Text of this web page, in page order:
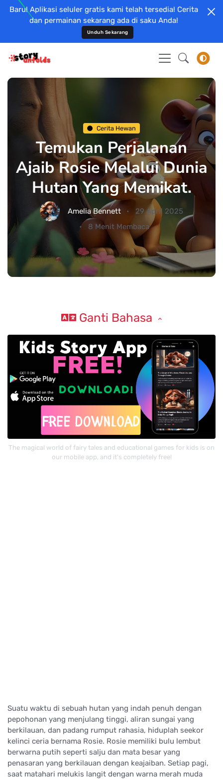
Baru! Aplikasi seluler gratis kami telah tersedia! Cerita
dan permainan sekarang ada di saku Anda!
Unduh Sekarang
Cerita Hewan
Temukan Perjalanan
Ajaib Rosie Melalui Dunia
Hutan Yang Memikat.
Amelia Bennett
29 April 2025
8 Menit Membaca
Ganti Bahasa
The magical world of fairy tales and educational games for kids is on
our mobile app, and it's completely free!
Suatu waktu di sebuah hutan yang indah penuh dengan
pepohonan yang menjulang tinggi, aliran sungai yang
berkilauan, dan padang rumput rahasia, hiduplah seekor
kelinci ceria bernama Rosie. Rosie memiliki bulu lembut
berwarna putih seperti salju dan mata besar yang
penasaran yang berkilauan dengan keajaiban. Setiap pagi,
saat matahari melukis langit dengan warna merah muda